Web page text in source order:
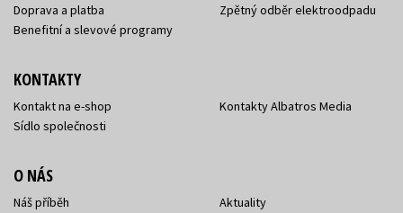
Doprava a platba
Benefitní a slevové programy
Zpětný odběr elektroodpadu
KONTAKTY
Kontakt na e-shop
Sídlo společnosti
Kontakty Albatros Media
O NÁS
Náš příběh
Aktuality